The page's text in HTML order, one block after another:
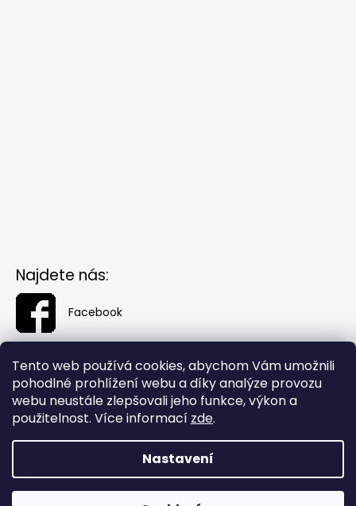
Tento web používá cookies, abychom Vám umožnili
pohodlné prohlížení webu a díky analýze provozu
webu neustále zlepšovali jeho funkce, výkon a
použitelnost. Více informací zde.
Nastavení
Najdete nás:
Facebook